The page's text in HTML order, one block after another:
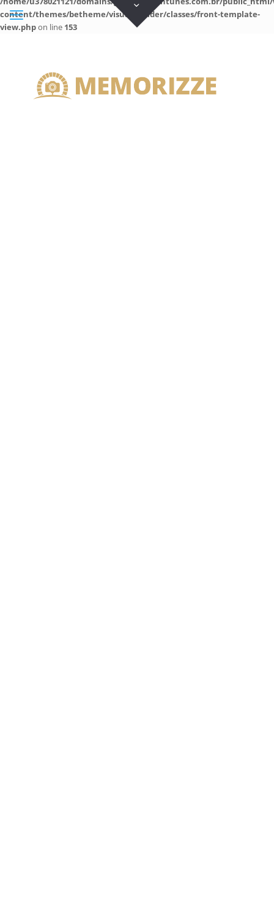
content/themes/betheme/visual-builder/classes/front-template-
view.phpon line 153